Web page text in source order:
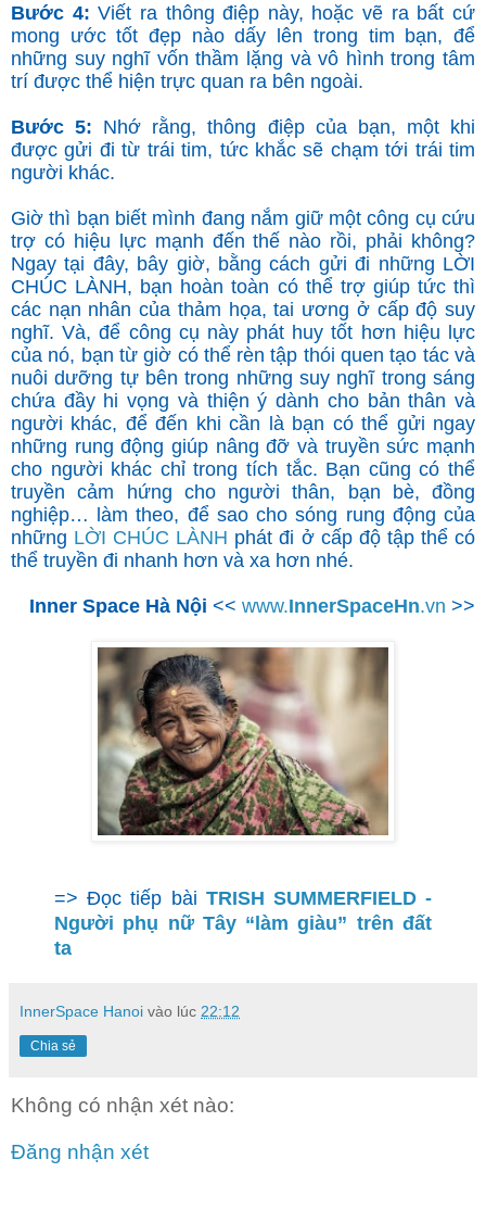
Bước 4:Viết ra thông điệp này, hoặc vẽ ra bất cứ
mong ước tốt đẹp nào dấy lên trong tim bạn, để
những suy nghĩ vốn thầm lặng và vô hình trong tâm
trí được thể hiện trực quan ra bên ngoài.
Bước 5: Nhớ rằng, thông điệp của bạn, một khi
được gửi đi từ trái tim, tức khắc sẽ chạm tới trái tim
người khác.
Giờ thì bạn biết mình đang nắm giữ một công cụ cứu
trợ có hiệu lực mạnh đến thế nào rồi, phải không?
Ngay tại đây, bây giờ, bằng cách gửi đi những LỜI
CHÚC LÀNH, bạn hoàn toàn có thể trợ giúp tức thì
các nạn nhân của thảm họa, tai ương ở cấp độ suy
nghĩ. Và, để công cụ này phát huy tốt hơn hiệu lực
của nó, bạn từ giờ có thể rèn tập thói quen tạo tác và
nuôi dưỡng tự bên trong những suy nghĩ trong sáng
chứa đầy hi vọng và thiện ý dành cho bản thân và
người khác, để đến khi cần là bạn có thể gửi ngay
những rung động giúp nâng đỡ và truyền sức mạnh
cho người khác chỉ trong tích tắc. Bạn cũng có thể
truyền cảm hứng cho người thân, bạn bè, đồng
nghiệp… làm theo, để sao cho sóng rung động của
những LỜI CHÚC LÀNH phát đi ở cấp độ tập thể có
thể truyền đi nhanh hơn và xa hơn nhé.
Inner Space Hà Nội << www.InnerSpaceHn.vn >>
=> Đọc tiếp bài TRISH SUMMERFIELD -
Người phụ nữ Tây “làm giàu” trên đất
ta
InnerSpace Hanoi vào lúc 22:12
Chia sẻ
Không có nhận xét nào:
Đăng nhận xét